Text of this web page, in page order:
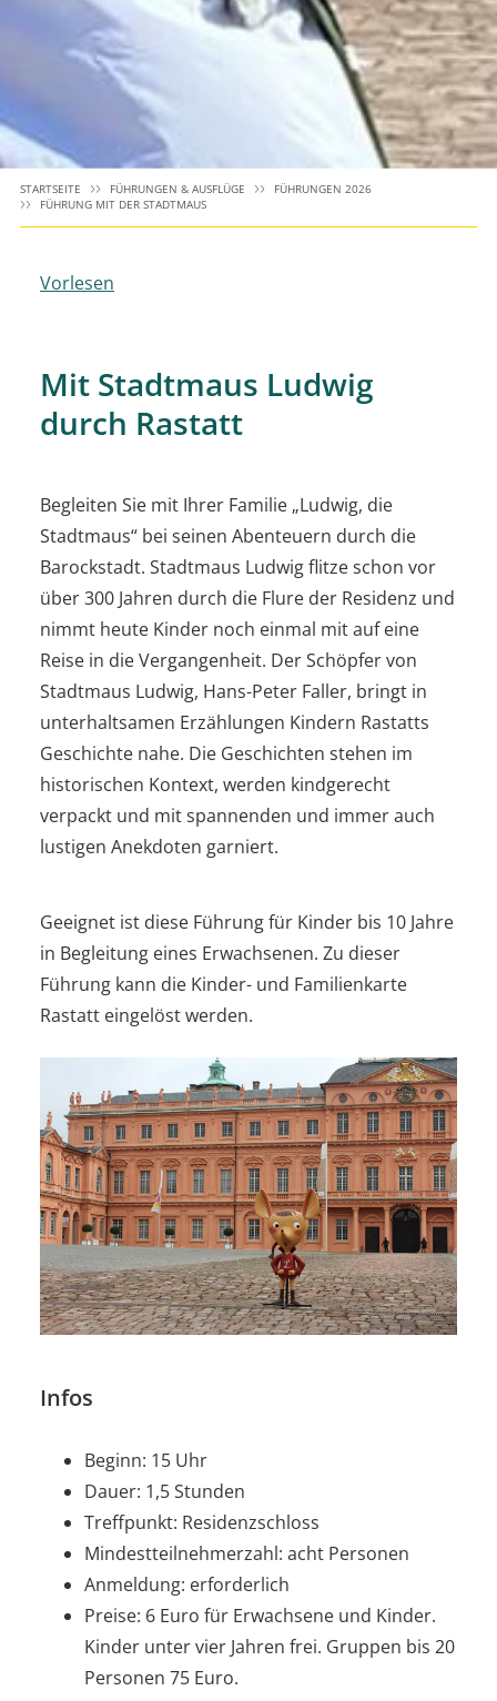
STARTSEITE FÜHRUNGEN & AUSFLÜGE
FÜHRUNGEN 2026
FÜHRUNG MIT DER STADTMAUS
Vorlesen
Mit Stadtmaus Ludwig
durch Rastatt
Begleiten Sie mit Ihrer Familie „Ludwig, die
Stadtmaus“ bei seinen Abenteuern durch die
Barockstadt. Stadtmaus Ludwig flitze schon vor
über 300 Jahren durch die Flure der Residenz und
nimmt heute Kinder noch einmal mit auf eine
Reise in die Vergangenheit. Der Schöpfer von
Stadtmaus Ludwig, Hans-Peter Faller, bringt in
unterhaltsamen Erzählungen Kindern Rastatts
Geschichte nahe. Die Geschichten stehen im
historischen Kontext, werden kindgerecht
verpackt und mit spannenden und immer auch
lustigen Anekdoten garniert.
Geeignet ist diese Führung für Kinder bis 10 Jahre
in Begleitung eines Erwachsenen. Zu dieser
Führung kann die Kinder- und Familienkarte
Rastatt eingelöst werden.
Infos
Beginn: 15 Uhr
Dauer: 1,5 Stunden
Treffpunkt: Residenzschloss
Mindestteilnehmerzahl: acht Personen
Anmeldung: erforderlich
Preise: 6 Euro für Erwachsene und Kinder.
Kinder unter vier Jahren frei. Gruppen bis 20
Personen 75 Euro.